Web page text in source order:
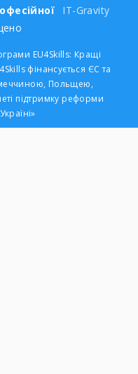
IT-Gravity
EU4Skills: Кращі
фінансується ЄС та
Польщею,
підтримку реформи